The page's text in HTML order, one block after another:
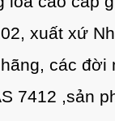
xuất xứ
các đời
7412 ,sản